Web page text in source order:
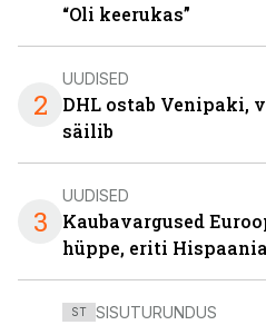
“Oli keerukas”
2
UUDISED
DHL ostab Venipaki,
säilib
3
UUDISED
Kaubavargused
hüppe, eriti
ST SISUTURUNDUS